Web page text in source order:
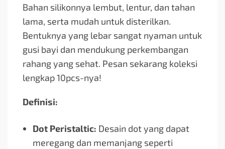
Bahan silikonnya lembut, lentur, dan tahan
lama, serta mudah untuk disterilkan.
Bentuknya yang lebar sangat nyaman untuk
gusi bayi dan mendukung perkembangan
rahang yang sehat. Pesan sekarang koleksi
lengkap 10pcs-nya!
Definisi:
Dot Peristaltic: Desain dot yang dapat
meregang dan memanjang seperti